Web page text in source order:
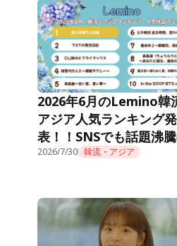
2026年6月のLemino韓
アジア人気ランキング発
表！！SNSでも話題沸
快オフィスファンタジー
首位獲得！
2026/7/30 韓流・アジア